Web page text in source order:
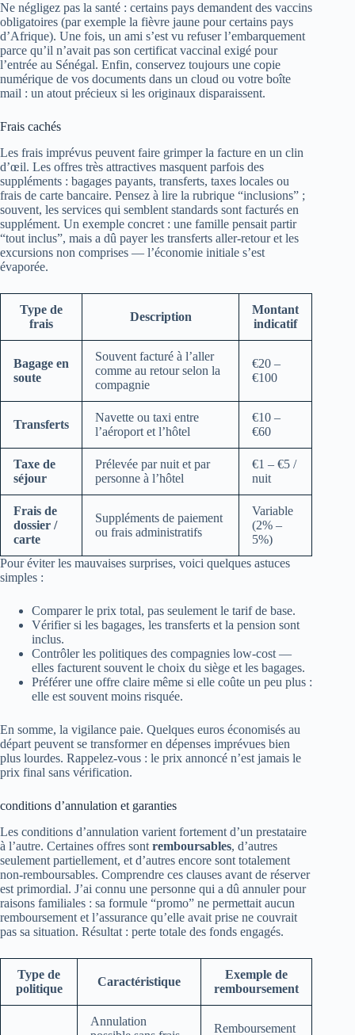
Ne négligez pas la santé : certains pays demandent des vaccins
obligatoires (par exemple la fièvre jaune pour certains pays
d’Afrique). Une fois, un ami s’est vu refuser l’embarquement
parce qu’il n’avait pas son certificat vaccinal exigé pour
l’entrée au Sénégal. Enfin, conservez toujours une copie
numérique de vos documents dans un cloud ou votre boîte
mail : un atout précieux si les originaux disparaissent.
Frais cachés
Les frais imprévus peuvent faire grimper la facture en un clin
d’œil. Les offres très attractives masquent parfois des
suppléments : bagages payants, transferts, taxes locales ou
frais de carte bancaire. Pensez à lire la rubrique “inclusions” ;
souvent, les services qui semblent standards sont facturés en
supplément. Un exemple concret : une famille pensait partir
“tout inclus”, mais a dû payer les transferts aller-retour et les
excursions non comprises — l’économie initiale s’est
évaporée.
Type de
frais
Description
Montant
indicatif
Bagage en
soute
Souvent facturé à l’aller
comme au retour selon la
compagnie
€20 –
€100
Transferts
Navette ou taxi entre
l’aéroport et l’hôtel
€10 –
€60
Taxe de
séjour
Prélevée par nuit et par
personne à l’hôtel
€1 – €5 /
nuit
Frais de
dossier /
carte
Suppléments de paiement
ou frais administratifs
Variable
(2% –
5%)
Pour éviter les mauvaises surprises, voici quelques astuces
simples :
Comparer le prix total, pas seulement le tarif de base.
Vérifier si les bagages, les transferts et la pension sont
inclus.
Contrôler les politiques des compagnies low-cost —
elles facturent souvent le choix du siège et les bagages.
Préférer une offre claire même si elle coûte un peu plus :
elle est souvent moins risquée.
En somme, la vigilance paie. Quelques euros économisés au
départ peuvent se transformer en dépenses imprévues bien
plus lourdes. Rappelez-vous : le prix annoncé n’est jamais le
prix final sans vérification.
conditions d’annulation et garanties
Les conditions d’annulation varient fortement d’un prestataire
à l’autre. Certaines offres sont remboursables, d’autres
seulement partiellement, et d’autres encore sont totalement
non‑remboursables. Comprendre ces clauses avant de réserver
est primordial. J’ai connu une personne qui a dû annuler pour
raisons familiales : sa formule “promo” ne permettait aucun
remboursement et l’assurance qu’elle avait prise ne couvrait
pas sa situation. Résultat : perte totale des fonds engagés.
Type de
politique
Caractéristique
Exemple de
remboursement
Annulation
Remboursement